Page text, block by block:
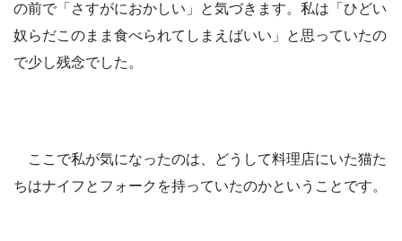
の前で「さすがにおかしい」と気づきます。私は「ひどい
奴らだこのまま食べられてしまえばいい」と思っていたの
で少し残念でした。
ここで私が気になったのは、どうして料理店にいた猫た
ちはナイフとフォークを持っていたのかということです。